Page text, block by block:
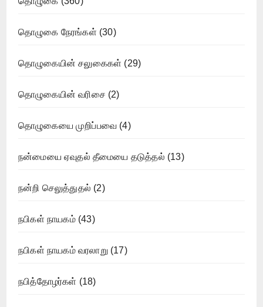
தொழுகை நேரங்கள் (30)
தொழுகையின் சலுகைகள் (29)
தொழுகையின் வரிசை (2)
தொழுகையை முறிப்பவை (4)
நன்மையை ஏவுதல் தீமையை தடுத்தல் (13)
நன்றி செலுத்துதல் (2)
நபிகள் நாயகம்(43)
நபிகள் நாயகம் வரலாறு (17)
நபித்தோழர்கள் (18)